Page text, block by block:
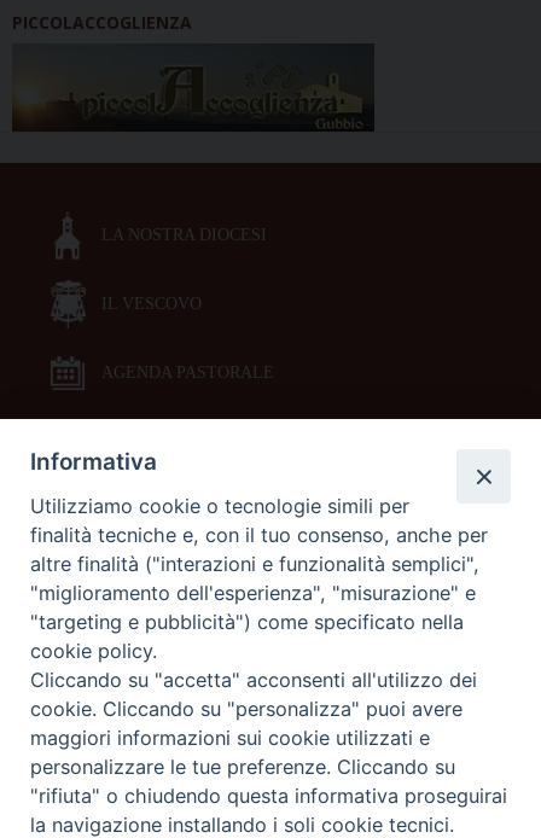
PICCOLACCOGLIENZA
LA NOSTRA DIOCESI
IL VESCOVO
AGENDA PASTORALE
DOCUMENTI PASTORALI
ORARI MESSE
LITURGIA DELLE ORE
GALLERIE FOTOGRAFICHE
GALLERIE VIDEO
Informativa
Utilizziamo cookie o tecnologie simili per
finalità tecniche e, con il tuo consenso, anche per
altre finalità ("interazioni e funzionalità semplici",
"miglioramento dell'esperienza", "misurazione" e
"targeting e pubblicità") come specificato nella
cookie policy.
Cliccando su "accetta" acconsenti all'utilizzo dei
cookie. Cliccando su "personalizza" puoi avere
maggiori informazioni sui cookie utilizzati e
personalizzare le tue preferenze. Cliccando su
"rifiuta" o chiudendo questa informativa proseguirai
la navigazione installando i soli cookie tecnici.